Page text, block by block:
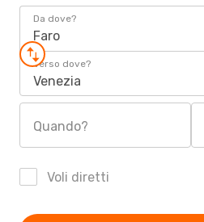
Da dove?
Faro
Verso dove?
Venezia
Quando?
Voli diretti